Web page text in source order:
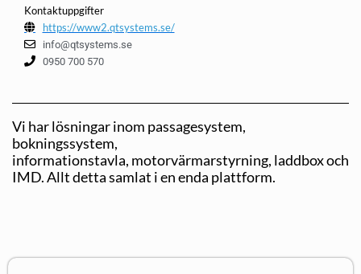
Kontaktuppgifter
https://www2.qtsystems.se/
info@qtsystems.se
0950 700 570
Vi har lösningar inom passagesystem,
bokningssystem,
informationstavla, motorvärmarstyrning, laddbox och
IMD. Allt detta samlat i en enda plattform.